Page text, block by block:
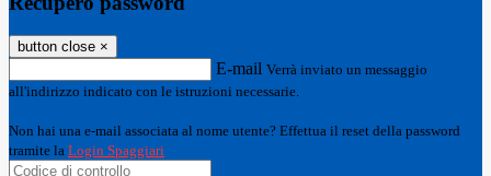
button close ×
E-mail Verrà inviato un messaggio
all'indirizzo indicato con le istruzioni necessarie.
Non hai una e-mail associata al nome utente? Effettua il reset della password
tramite la Login Spaggiari